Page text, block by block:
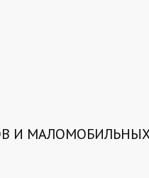
И МАЛОМОБИЛЬНЫХ